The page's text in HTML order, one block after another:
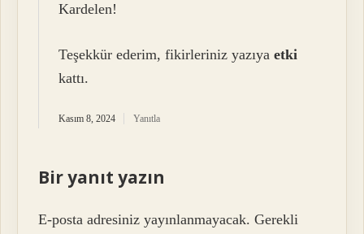
Kardelen!
Teşekkür ederim, fikirleriniz yazıyaetki
kattı.
Kasım 8, 2024 Yanıtla
Bir yanıt yazın
E-posta adresiniz yayınlanmayacak. Gerekli